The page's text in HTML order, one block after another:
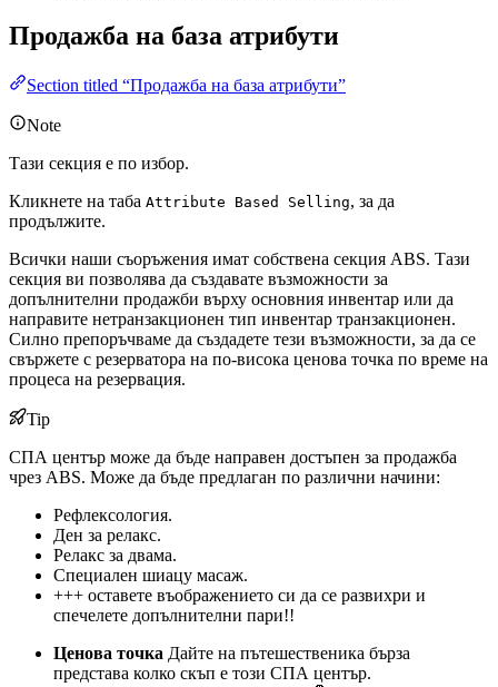
Продажба на база атрибути
Section titled “Продажба на база атрибути”
Note
Тази секция е по избор.
Кликнете на таба Attribute Based Selling, за да
продължите.
Всички наши съоръжения имат собствена секция ABS. Тази
секция ви позволява да създавате възможности за
допълнителни продажби върху основния инвентар или да
направите нетранзакционен тип инвентар транзакционен.
Силно препоръчваме да създадете тези възможности, за да се
свържете с резерватора на по-висока ценова точка по време на
процеса на резервация.
Tip
СПА център може да бъде направен достъпен за продажба
чрез ABS. Може да бъде предлаган по различни начини:
Рефлексология.
Ден за релакс.
Релакс за двама.
Специален шиацу масаж.
+++ оставете въображението си да се развихри и
спечелете допълнителни пари!!
Ценова точка Дайте на пътешественика бърза
представа колко скъп е този СПА център.